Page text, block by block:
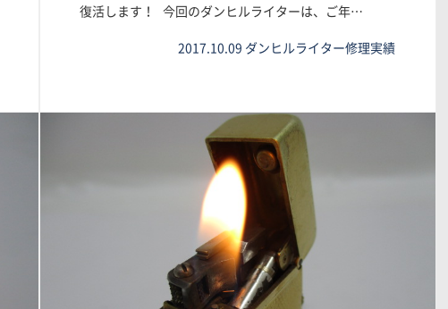
復活します！ 今回のダンヒルライターは、ご年…
2017.10.09 ダンヒルライター修理実績